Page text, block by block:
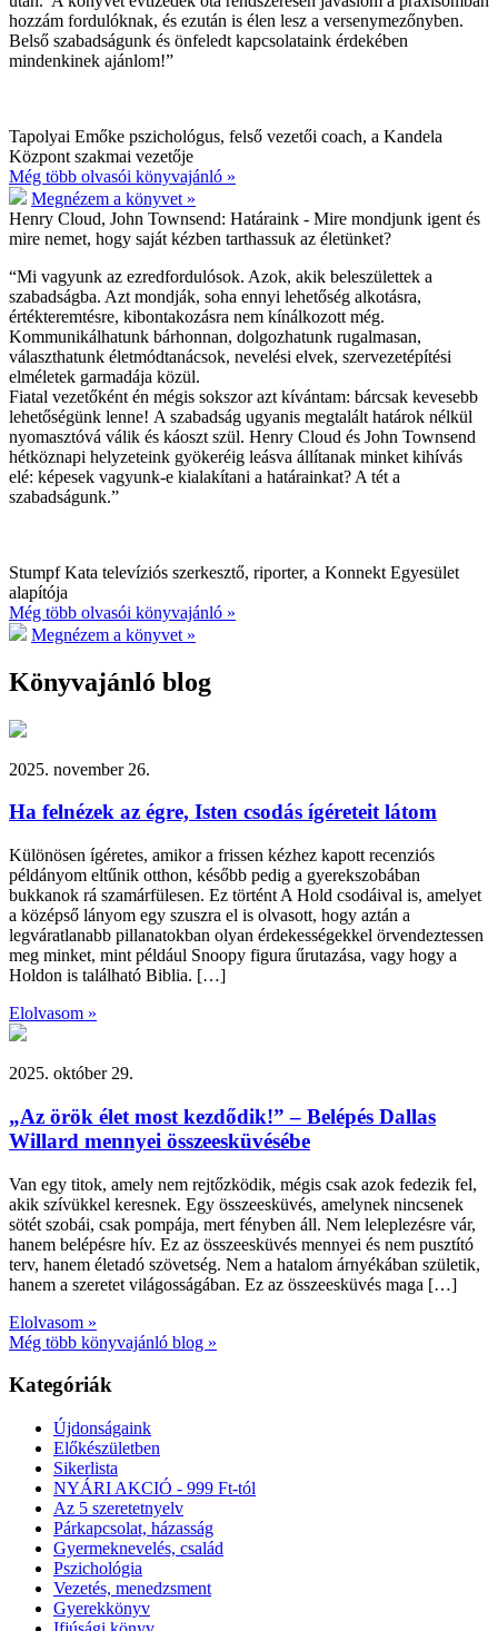
hozzám fordulóknak, és ezután is élen lesz a versenymezőnyben.
Belső szabadságunk és önfeledt kapcsolataink érdekében
mindenkinek ajánlom!”
Tapolyai Emőke pszichológus, felső vezetői coach, a Kandela
Központ szakmai vezetője
Még több olvasói könyvajánló »
Megnézem a könyvet »
Henry Cloud, John Townsend: Határaink - Mire mondjunk igent és
mire nemet, hogy saját kézben tarthassuk az életünket?
“Mi vagyunk az ezredfordulósok. Azok, akik beleszülettek a
szabadságba. Azt mondják, soha ennyi lehetőség alkotásra,
értékteremtésre, kibontakozásra nem kínálkozott még.
Kommunikálhatunk bárhonnan, dolgozhatunk rugalmasan,
választhatunk életmódtanácsok, nevelési elvek, szervezetépítési
elméletek garmadája közül.
Fiatal vezetőként én mégis sokszor azt kívántam: bárcsak kevesebb
lehetőségünk lenne! A szabadság ugyanis megtalált határok nélkül
nyomasztóvá válik és káoszt szül. Henry Cloud és John Townsend
hétköznapi helyzeteink gyökeréig leásva állítanak minket kihívás
elé: képesek vagyunk-e kialakítani a határainkat? A tét a
szabadságunk.”
Stumpf Kata televíziós szerkesztő, riporter, a Konnekt Egyesület
alapítója
Még több olvasói könyvajánló »
Megnézem a könyvet »
Könyvajánló blog
2025. november 26.
Ha felnézek az égre, Isten csodás ígéreteit látom
Különösen ígéretes, amikor a frissen kézhez kapott recenziós
példányom eltűnik otthon, később pedig a gyerekszobában
bukkanok rá szamárfülesen. Ez történt A Hold csodáival is, amelyet
a középső lányom egy szuszra el is olvasott, hogy aztán a
legváratlanabb pillanatokban olyan érdekességekkel örvendeztessen
meg minket, mint például Snoopy figura űrutazása, vagy hogy a
Holdon is található Biblia. […]
Elolvasom »
2025. október 29.
„Az örök élet most kezdődik!” – Belépés Dallas
Willard mennyei összeesküvésébe
Van egy titok, amely nem rejtőzködik, mégis csak azok fedezik fel,
akik szívükkel keresnek. Egy összeesküvés, amelynek nincsenek
sötét szobái, csak pompája, mert fényben áll. Nem leleplezésre vár,
hanem belépésre hív. Ez az összeesküvés mennyei és nem pusztító
terv, hanem életadó szövetség. Nem a hatalom árnyékában születik,
hanem a szeretet világosságában. Ez az összeesküvés maga […]
Elolvasom »
Még több könyvajánló blog »
Kategóriák
Újdonságaink
Előkészületben
Sikerlista
NYÁRI AKCIÓ - 999 Ft-tól
Az 5 szeretetnyelv
Párkapcsolat, házasság
Gyermeknevelés, család
Pszichológia
Vezetés, menedzsment
Gyerekkönyv